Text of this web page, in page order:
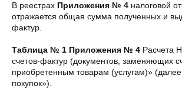
В реестрах Приложения № 4 налоговой
отражается общая сумма полученных и
фактур.
Таблица № 1 Приложения № 4 Расчета
счетов-фактур (документов, заменяющих
приобретенным товарам (услугам)»
покупок»).